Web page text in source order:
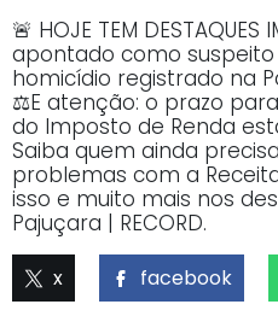
🚨 HOJE TEM
apontado como
homicídio registrado na
⚖️E atenção: o prazo
do Imposto de Renda
Saiba quem ainda
problemas com a
isso e muito mais nos
Pajuçara | RECORD.
x facebook